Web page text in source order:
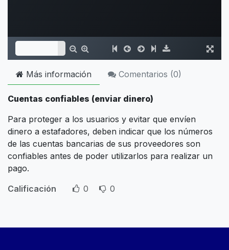
Más información Comentarios (0)
Cuentas confiables (enviar dinero)
Para proteger a los usuarios y evitar que envíen
dinero a estafadores, deben indicar que los números
de las cuentas bancarias de sus proveedores son
confiables antes de poder utilizarlos para realizar un
pago.
Calificación
0 0